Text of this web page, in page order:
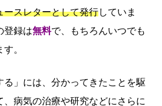
ースレターとして発行していま
登録は無料で、もちろんいつでも
。
る」には、分かってきたことを駆
、病気の治療や研究などにさらに